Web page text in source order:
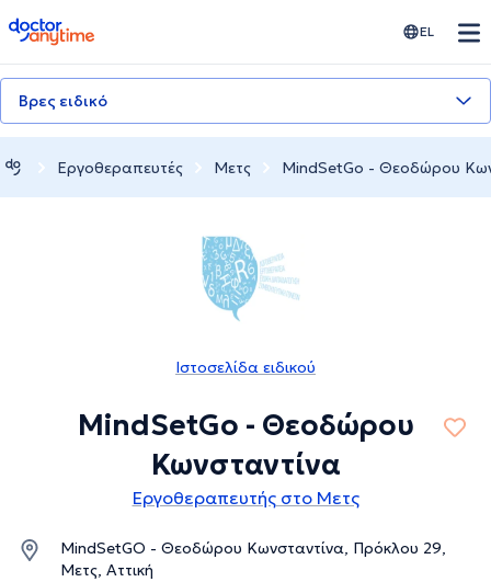
doctoranytime EL
Βρες ειδικό
Εργοθεραπευτές Μετς MindSetGo - Θεοδώρου
Ιστοσελίδα ειδικού
MindSetGo - Θεοδώρου
Κωνσταντίνα
Εργοθεραπευτής στο Μετς
MindSetGO - Θεοδώρου Κωνσταντίνα, Πρόκλου 29,
Μετς, Αττική